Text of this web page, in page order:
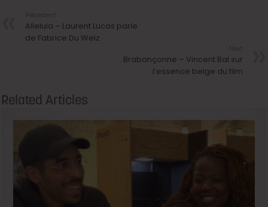
Alleluia – Laurent Lucas parle
de Fabrice Du Welz
Brabançonne – Vincent Bal sur
l’essence belge du film
Related Articles